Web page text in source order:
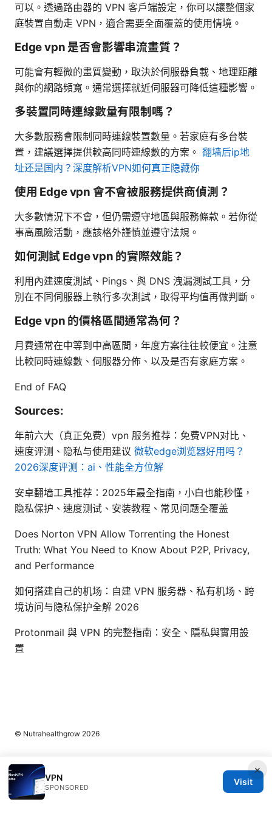
可以。透過路由器的 VPN 客戶端設定，你可以讓整個家
庭裝置自動走 VPN，適合需要全面覆蓋的使用情境。
Edge vpn 是否會影響串流畫質？
可能會有輕微的畫質變動，取決於伺服器負載、地理距離
與你的網路頻寬。通常選擇就近伺服器可降低這種影響。
多裝置同時連線數量有限制嗎？
大多數服務會限制同時連線裝置數量。若家庭有多台裝
置，建議選擇提供較高同時連線數的方案。 翻墙后ip地
址还是国内？深度解析VPN如何真正隐藏你
使用 Edge vpn 會不會被服務提供商偵測？
大多數情況下不會，但仍需遵守地區與服務條款。若你從
事高風險活動，應該格外謹慎並遵守法規。
如何測試 Edge vpn 的實際效能？
利用內建速度測試、Pings、與 DNS 洩漏測試工具，分
別在不同伺服器上執行多次測試，取得平均值再做判斷。
Edge vpn 的價格區間通常為何？
月費通常在中等到中高區間，年度方案往往較便宜。注意
比較同時連線數、伺服器分佈、以及是否有家庭方案。
End of FAQ
Sources:
年前六大（真正免费）vpn 服务推荐：免费VPN对比、
速度评测、隐私与使用建议 微软edge浏览器好用吗？
2026深度评测：ai、性能全方位解
安卓翻墙工具推荐：2025年最全指南，小白也能秒懂，
隐私保护、速度测试、安装教程、常见问题全覆盖
Does Norton VPN Allow Torrenting the Honest
Truth: What You Need to Know About P2P, Privacy,
and Performance
如何搭建自己的机场：自建 VPN 服务器、私有机场、跨
境访问与隐私保护全解 2026
Protonmail 與 VPN 的完整指南：安全、隱私與實用設
置
×
VPN
SPONSORED
Visit
© Nutrahealthgrow 2026